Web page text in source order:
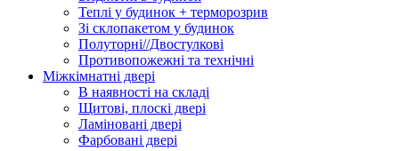
Теплі у будинок + терморозрив
Зі склопакетом у будинок
Полуторні//Двостулкові
Противопожежні та технічні
Міжкімнатні двері
В наявності на складі
Щитові, плоскі двері
Ламіновані двері
Фарбовані двері